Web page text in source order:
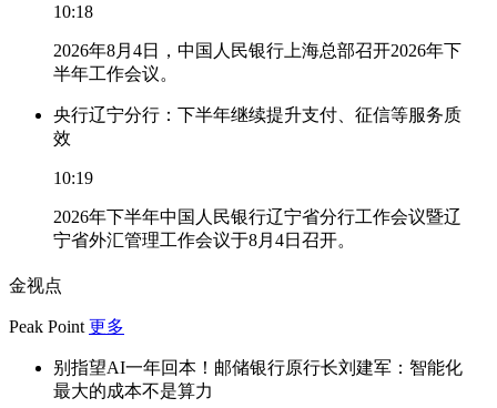
10:18
2026年8月4日，中国人民银行上海总部召开2026年下
半年工作会议。
央行辽宁分行：下半年继续提升支付、征信等服务质
效
10:19
2026年下半年中国人民银行辽宁省分行工作会议暨辽
宁省外汇管理工作会议于8月4日召开。
金视点
Peak Point 更多
别指望AI一年回本！邮储银行原行长刘建军：智能化
最大的成本不是算力